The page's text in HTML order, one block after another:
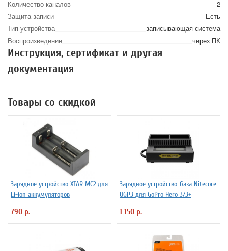
Количество каналов
2
Защита записи
Есть
Тип устройства
записывающая система
Воспроизведение
через ПК
Инструкция, сертификат и другая
документация
Товары со скидкой
Зарядное устройство XTAR MC2 для
Li-ion аккумуляторов
790 р.
Зарядное устройство-база Nitecore
UGP3 для GoPro Hero 3/3+
1 150 р.